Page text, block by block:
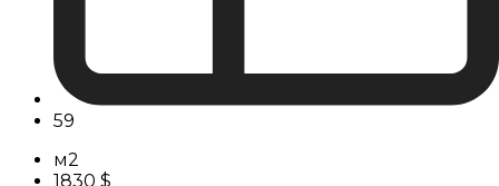
59
м2
1830 $